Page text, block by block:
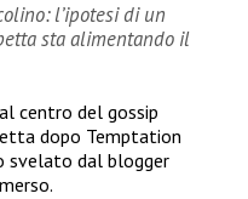
l’ipotesi di un
sta alimentando il
centro del gossip
dopo Temptation
svelato dal blogger